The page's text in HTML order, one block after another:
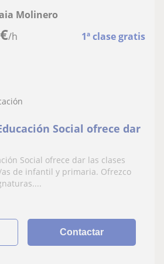
€/h 1ª clase gratis
Molinero
Social ofrece dar
Social ofrece dar las clases
de infantil y primaria. Ofrezco
Contactar